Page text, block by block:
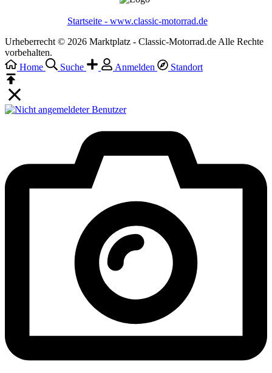
Startseite - www.classic-motorrad.de
Urheberrecht © 2026 Marktplatz - Classic-Motorrad.de Alle Rechte
vorbehalten.
Home
Suche Anmelden Standort